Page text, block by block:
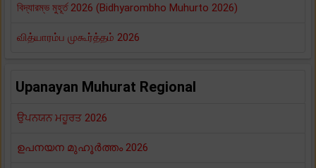
বিদ্যারম্ভ মুহূর্ত 2026 (Bidhyarombho Muhurto 2026)
வித்யாரம்ப முகூர்த்தம் 2026
Upanayan Muhurat Regional
ਉਪਨਯਨ ਮਹੂਰਤ 2026
ഉപനയന മുഹൂർത്തം 2026